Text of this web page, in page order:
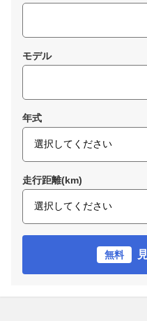
モデル
年式
走行距離(km)
無料